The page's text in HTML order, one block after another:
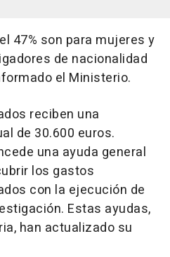
47% son para mujeres y
de nacionalidad
el Ministerio.
reciben una
de 30.600 euros.
una ayuda general
los gastos
con la ejecución de
Estas ayudas,
han actualizado su